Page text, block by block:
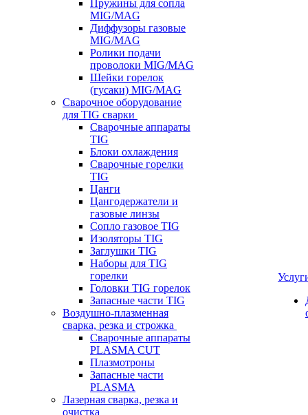
Пружины для сопла
MIG/MAG
Диффузоры газовые
MIG/MAG
Ролики подачи
проволоки MIG/MAG
Шейки горелок
(гусаки) MIG/MAG
Сварочное оборудование
для TIG сварки
Сварочные аппараты
TIG
Блоки охлаждения
Сварочные горелки
TIG
Цанги
Цангодержатели и
газовые линзы
Сопло газовое TIG
Изоляторы TIG
Заглушки TIG
Наборы для TIG
горелки
Головки TIG горелок
Запасные части TIG
Воздушно-плазменная
сварка, резка и строжка
Сварочные аппараты
PLASMA CUT
Плазмотроны
Запасные части
PLASMA
Лазерная сварка, резка и
очистка